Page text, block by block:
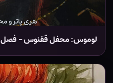
لوموس: محفل ققنوس – فصل ۳۱: آزمون‌های سمج